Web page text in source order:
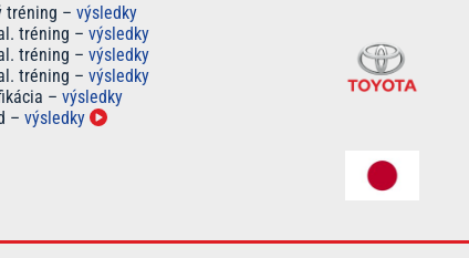
tréning – výsledky
tréning – výsledky
tréning – výsledky
tréning – výsledky
– výsledky
– výsledky